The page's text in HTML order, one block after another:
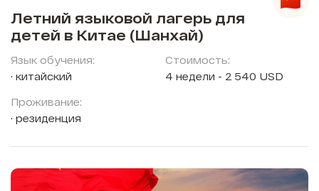
Летний языковой лагерь для
детей в Китае (Шанхай)
Язык обучения:
китайский
Проживание:
резиденция
Стоимость:
4 недели - 2 540 USD